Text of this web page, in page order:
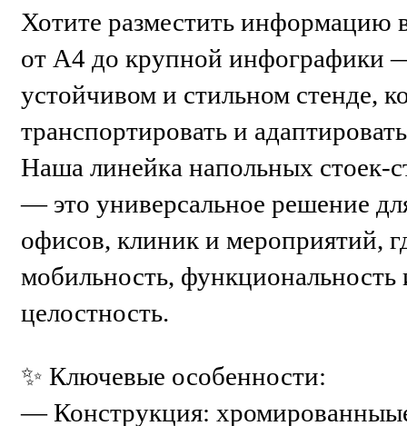
Хотите разместить
от А4 до крупной инфографики
устойчивом и стильном стенде,
транспортировать и
Наша линейка напольных стоек-
— это универсальное решение
офисов, клиник и мероприятий,
мобильность, функциональность
целостность.
✨ Ключевые особенности:
— Конструкция: